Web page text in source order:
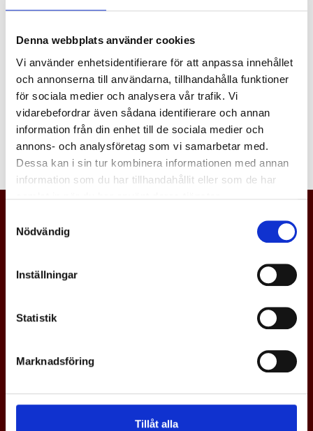
Denna webbplats använder cookies
Vi använder enhetsidentifierare för att anpassa innehållet
och annonserna till användarna, tillhandahålla funktioner
för sociala medier och analysera vår trafik. Vi
vidarebefordrar även sådana identifierare och annan
information från din enhet till de sociala medier och
annons- och analysföretag som vi samarbetar med.
Dessa kan i sin tur kombinera informationen med annan
information som du har tillhandahållit eller som de har
Nödvändig
Inställningar
Statistik
Marknadsföring
Tillåt alla
Kom ihåg
Återställ
Logga in
En svensk gjuteriindustri i världsklass,
med tillväxt och konkurrenskraft via